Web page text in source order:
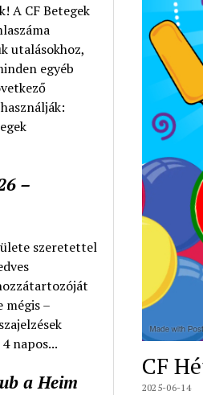
A CF Betegek
utalásokhoz,
egyéb
–
szeretettel
mégis –
napos...
a Heim
CF
2025-06-14